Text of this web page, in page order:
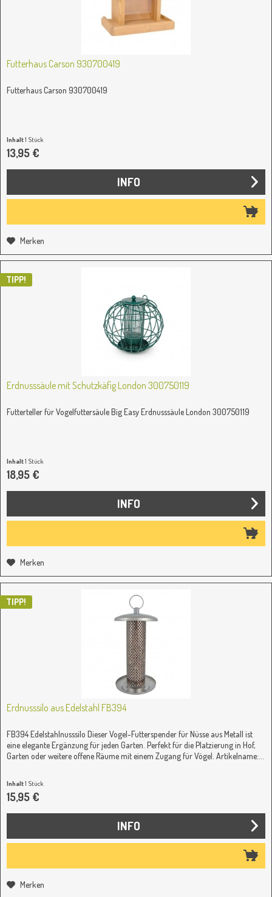
Futterhaus Carson 930700419
Futterhaus Carson 930700419
Inhalt1 Stück
13,95 €
INFO
Merken
TIPP!
Erdnusssäule mit Schutzkäfig London 300750119
Futterteller für Vogelfuttersäule Big Easy Erdnusssäule London 300750119
Inhalt1 Stück
18,95 €
INFO
Merken
TIPP!
Erdnusssilo aus Edelstahl FB394
FB394 Edelstahlnusssilo Dieser Vogel-Futterspender für Nüsse aus Metall ist
eine elegante Ergänzung für jeden Garten. Perfekt für die Platzierung in Hof,
Garten oder weitere offene Räume mit einem Zugang für Vögel. Artikelname:...
Inhalt1 Stück
15,95 €
INFO
Merken